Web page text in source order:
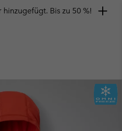
Bis zu 50 %!